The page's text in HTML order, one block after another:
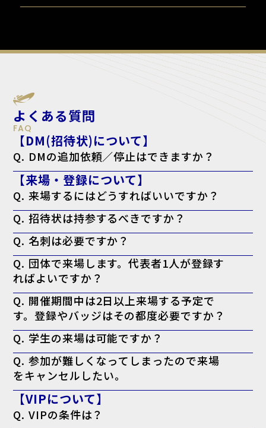
よくある質問
FAQ
【DM(招待状)について】
Q. DMの追加依頼／停止はできますか？
追加依頼の方はこちら
停止の方こちら
【来場・登録について】
Q. 来場するにはどうすればいいですか？
ッジ（入場証）」を印刷してお持ちください。当日会場でも印刷可能で
すが、混雑回避のため事前の印刷を推奨しております。なお、名刺の提
出は不要です。
Q. 招待状は持参するべきですか？
※特にVIP招待状がお手元に届いてる方で、印刷したバッジに「VIP」
と表示されない場合、バッジに加えてお手元の「VIP招待状」を当日会
場受付までお持ちください。
Q. 名刺は必要ですか？
場可能です。
Q. 団体で来場します。代表者1人が登録す
ればよいですか？
いたします。
Q. 開催期間中は2日以上来場する予定で
す。登録やバッジはその都度必要ですか？
て何度でもご入場いただけます。
Q. 学生の来場は可能ですか？
中の方や、業界への就職をご検討中の学生の方はご来場いただけます。
Q. 参加が難しくなってしまったので来場
をキャンセルしたい。
て結構です。
【VIPについて】
Q. VIPの条件は？